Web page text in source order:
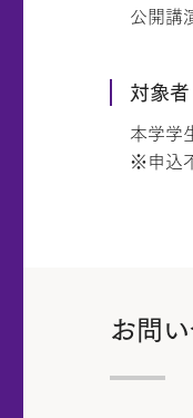
公開講
対象者
本学学
※申込
お問